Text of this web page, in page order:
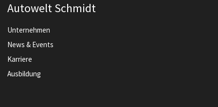
Autowelt Schmidt
Unternehmen
News & Events
Karriere
Ausbildung